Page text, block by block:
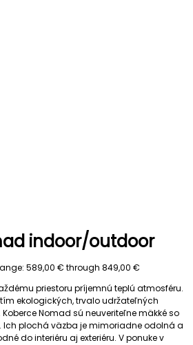
indoor/outdoor
589,00 € through 849,00 €
priestoru príjemnú teplú atmosféru.
ekologických, trvalo udržateľných
Koberce Nomad sú neuveriteľne mäkké so
plochá väzba je mimoriadne odolná a
do interiéru aj exteriéru. V ponuke v